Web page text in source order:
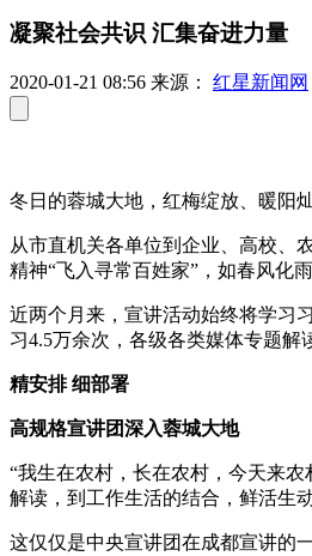
凝聚社会共识 汇集奋进力量
2020-01-21 08:56 来源： 红星新闻网
冬日的蓉城大地，红梅绽放、暖阳
从市直机关各单位到企业、高校、
精神“飞入寻常百姓家”，如春风化雨
近两个月来，宣讲活动始终将学习
习4.5万余次，各级各类媒体专题解
精安排 细部署
高规格宣讲团深入蓉城大地
“我生在农村，长在农村，今天来
解读，到工作生活的结合，鲜活生
这仅仅是中央宣讲团在成都宣讲的